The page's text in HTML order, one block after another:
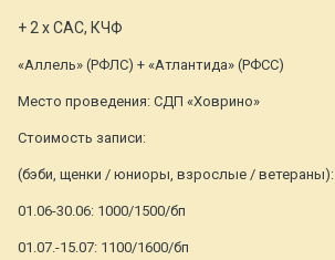
+ 2 х САС, КЧФ
«Аллель» (РФЛС) + «Атлантида» (РФСС)
Место проведения: CДП «Ховрино»
Стоимость записи:
(бэби, щенки / юниоры, взрослые / ветераны):
01.06-30.06: 1000/1500/бп
01.07.-15.07: 1100/1600/бп